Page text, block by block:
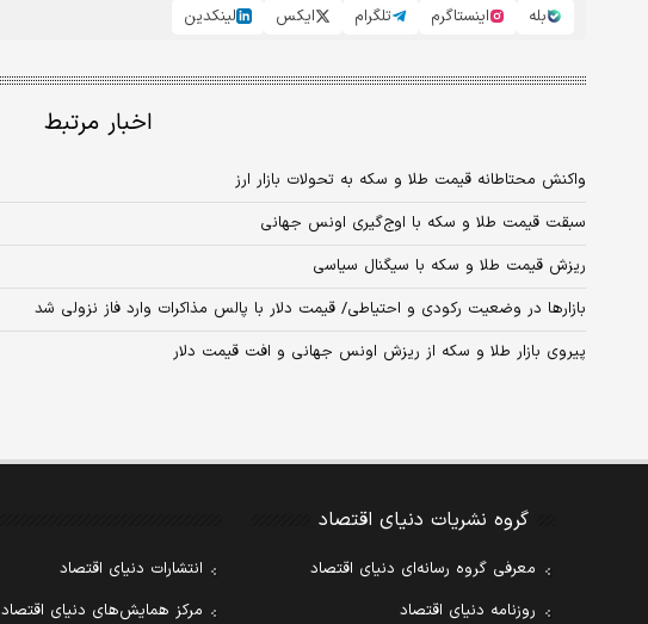
بله
اینستاگرم تلگرام ایکس لینکدین
اخبار مرتبط
واکنش محتاطانه قیمت طلا و سکه به تحولات بازار ارز
سبقت قیمت طلا و سکه با اوج‌گیری اونس جهانی
ریزش قیمت طلا و سکه با سیگنال سیاسی
بازارها در وضعیت رکودی و احتیاطی/ قیمت دلار با پالس مذاکرات وارد فاز نزولی شد
پیروی بازار طلا و سکه از ریزش اونس جهانی و افت قیمت دلار
گروه نشریات دنیای اقتصاد
معرفی گروه رسانه‌ای دنیای اقتصاد
روزنامه دنیای اقتصاد
انتشارات دنیای اقتصاد
مرکز همایش‌های دنیای اقتصاد